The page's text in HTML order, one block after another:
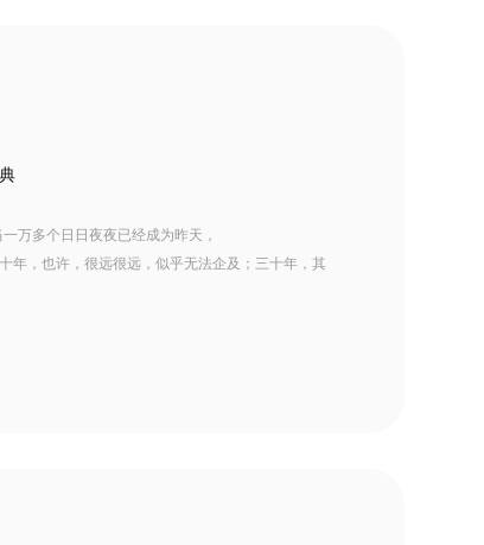
万多个日日夜夜已经成为昨天，
年，也许，很远很远，似乎无法企及；三十年，其